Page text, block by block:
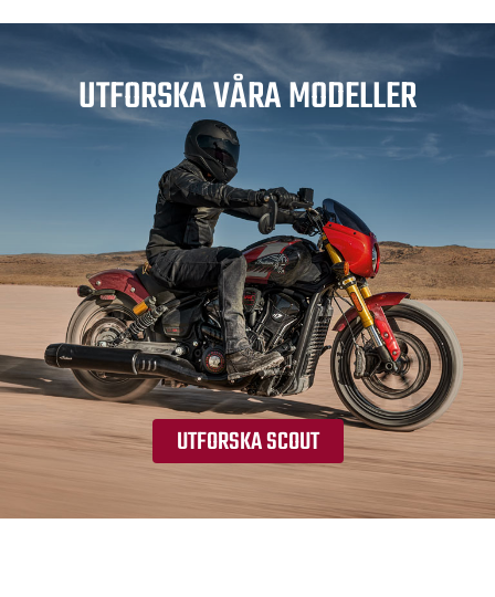
UTFORSKA VÅRA MODELLER
UTFORSKA SCOUT